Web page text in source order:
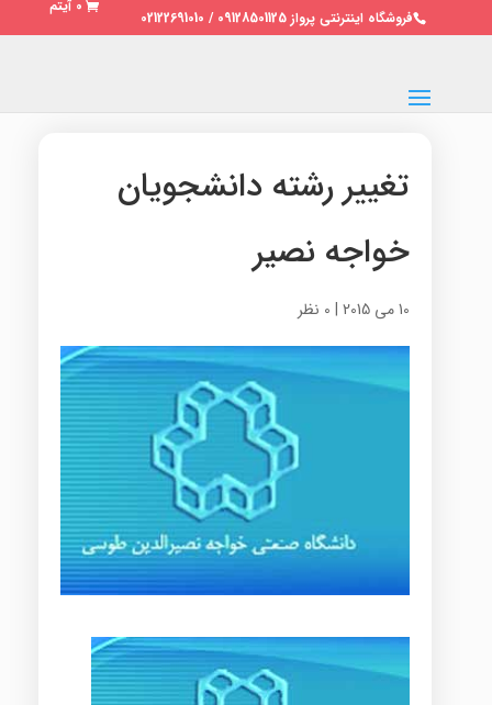
فروشگاه اینترنتی پرواز 09128501125 / 02122691010
0 آیتم
تغییر رشته دانشجویان
خواجه نصیر
10 می 2015 | 0 نظر